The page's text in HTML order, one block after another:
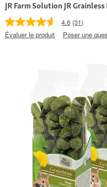
JR Farm Solution JR
4.6 (31)
Évaluer le produit
Poser une